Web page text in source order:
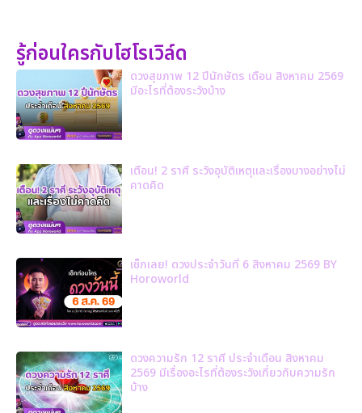
รู้ก่อนใครกับโฮโรเวิล์ด
ดวงสุขภาพ 12 ปีนักษัตร เดือน สิงหาคม 2569
มีอะไรที่ต้องระวังบ้าง
เตือน! 2 ราศี ระวังอุบัติเหตุและเรื่องบางอย่างไม่
คาดคิด
เช็กเลย! ดวงประจำวันที่ 6 สิงหาคม 2569 BY
Horoworld
ดวงความรัก 12 ราศี ประจำเดือน สิงหาคม
2569 มีเรื่องอะไรที่ต้องระวังเกี่ยวกับความรัก
บ้าง